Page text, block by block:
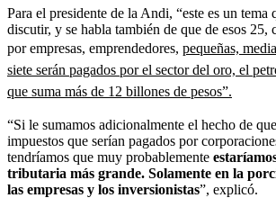
Para el presidente de la Andi, “este es un tema
discutir, y se habla también de que de esos 25,
por empresas, emprendedores, pequeñas,
siete serán pagados por el sector del oro, el
que suma más de 12 billones de pesos”.
“Si le sumamos adicionalmente el hecho de
impuestos que serían pagados por
tendríamos que muy probablemente
tributaria más grande. Solamente en la
las empresas y los inversionistas”, explicó.